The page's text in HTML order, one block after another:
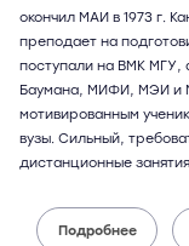
окончил МАИ в 1973 г.
преподает на
поступали на ВМК
Баумана, МИФИ, МЭИ и
мотивированным
вузы. Сильный,
дистанционные занятия
Подробнее